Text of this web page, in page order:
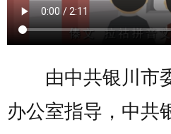
由中共银川市委
办公室指导，中共